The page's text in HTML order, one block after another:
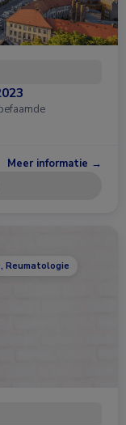
Meer informatie →
Reumatologie